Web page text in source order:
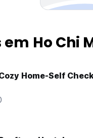
Ho Chi
Home-Self